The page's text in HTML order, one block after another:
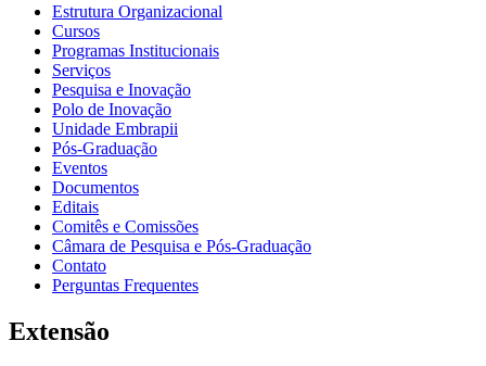
Estrutura Organizacional
Cursos
Programas Institucionais
Serviços
Pesquisa e Inovação
Polo de Inovação
Unidade Embrapii
Pós-Graduação
Eventos
Documentos
Editais
Comitês e Comissões
Câmara de Pesquisa e Pós-Graduação
Contato
Perguntas Frequentes
Extensão